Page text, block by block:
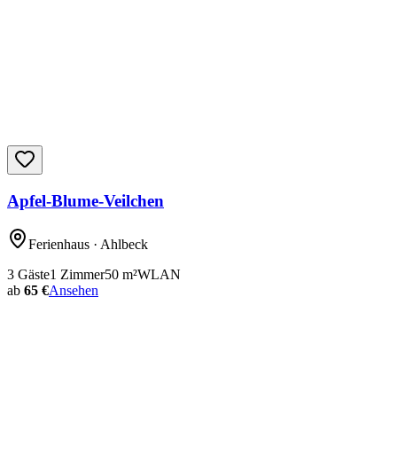
Apfel-Blume-Veilchen
Ferienhaus · Ahlbeck
3 Gäste1 Zimmer50 m²WLAN
ab 65 €Ansehen